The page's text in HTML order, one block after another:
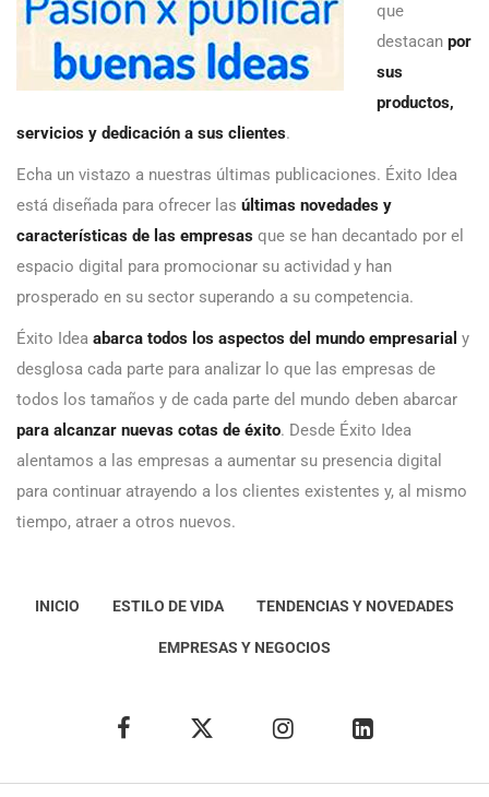
que
destacan por
sus
productos,
servicios y dedicación a sus clientes.
Echa un vistazo a nuestras últimas publicaciones. Éxito Idea
está diseñada para ofrecer las últimas novedades y
características de las empresas que se han decantado por el
espacio digital para promocionar su actividad y han
prosperado en su sector superando a su competencia.
Éxito Idea abarca todos los aspectos del mundo empresarial y
desglosa cada parte para analizar lo que las empresas de
todos los tamaños y de cada parte del mundo deben abarcar
para alcanzar nuevas cotas de éxito. Desde Éxito Idea
alentamos a las empresas a aumentar su presencia digital
para continuar atrayendo a los clientes existentes y, al mismo
tiempo, atraer a otros nuevos.
INICIO ESTILO DE VIDA TENDENCIAS Y NOVEDADES
EMPRESAS Y NEGOCIOS